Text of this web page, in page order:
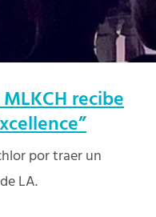
recibe
por traer un
LA.